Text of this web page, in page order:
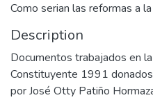
Como serian las reformas a
Description
Documentos trabajados en
Constituyente 1991
por José Otty Patiño